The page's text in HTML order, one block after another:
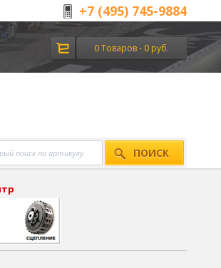
+7 (495) 745-9884
0 Товаров - 0 руб.
ПОИСК